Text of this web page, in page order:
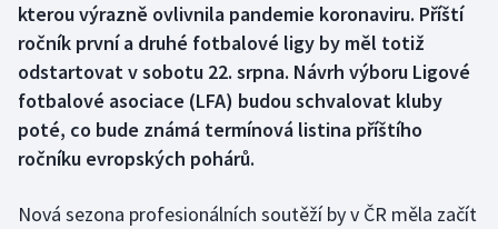
Dostihy
Florbal
Futsal
kterou výrazně ovlivnila pandemie koronaviru. Příští
ročník první a druhé fotbalové ligy by měl totiž
odstartovat v sobotu 22. srpna. Návrh výboru Ligové
fotbalové asociace (LFA) budou schvalovat kluby
poté, co bude známá termínová listina příštího
ročníku evropských pohárů.
Nová sezona profesionálních soutěží by v ČR měla začít